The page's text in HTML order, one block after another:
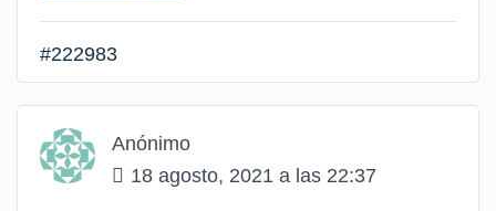
#222983
Anónimo
18 agosto, 2021 a las 22:37